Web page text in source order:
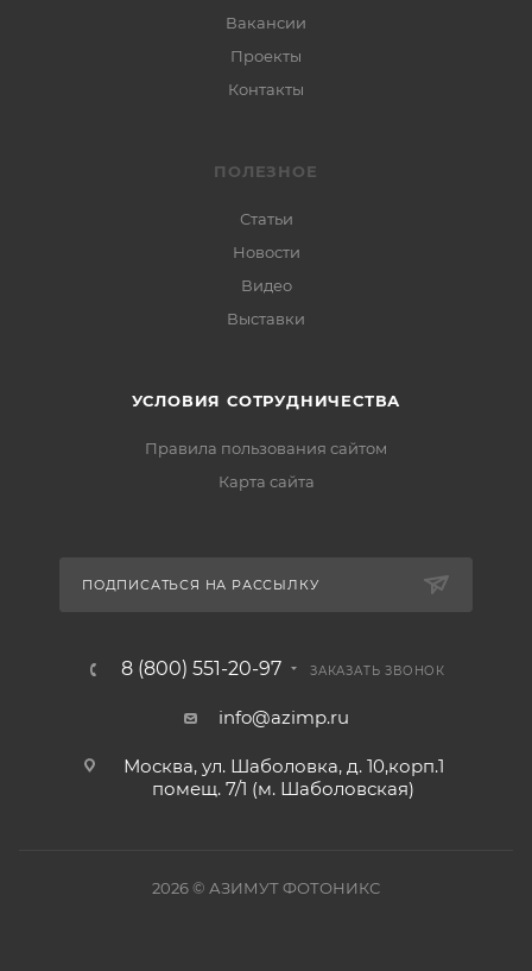
Вакансии
Проекты
Контакты
ПОЛЕЗНОЕ
Статьи
Новости
Видео
Выставки
УСЛОВИЯ СОТРУДНИЧЕСТВА
Правила пользования сайтом
Карта сайта
ПОДПИСАТЬСЯ НА РАССЫЛКУ
8 (800) 551-20-97 ЗАКАЗАТЬ ЗВОНОК
info@azimp.ru
Москва, ул. Шаболовка, д. 10,корп.1
помещ. 7/1 (м. Шаболовская)
2026© АЗИМУТ ФОТОНИКС